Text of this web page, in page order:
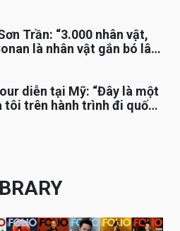
Trần: “3.000 nhân vật,
là nhân vật gắn bó lâu
diễn tại Mỹ: “Đây là một
tôi trên hành trình đi quốc